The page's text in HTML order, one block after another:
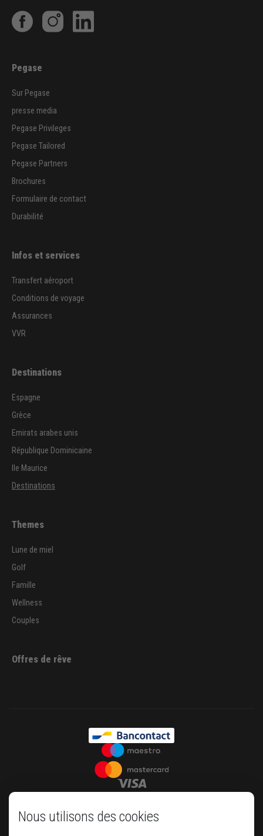
Nous utilisons des cookies
Pegase
Sur Pegase
presse media
Pegase Privileges
Pegase Tailored
Pegase Partners
Brochures
Formulaire de contact
Durabilité
Infos et services
Transfert aéroport
Conditions de voyage
Assurances
VVR
Destinations
Espagne
Grèce
Emirats arabes unis
République Dominicaine
Ile Maurice
Destinations
Themes
Lune de miel
Golf
Famille
Wellness
Couples
Offres de rêve